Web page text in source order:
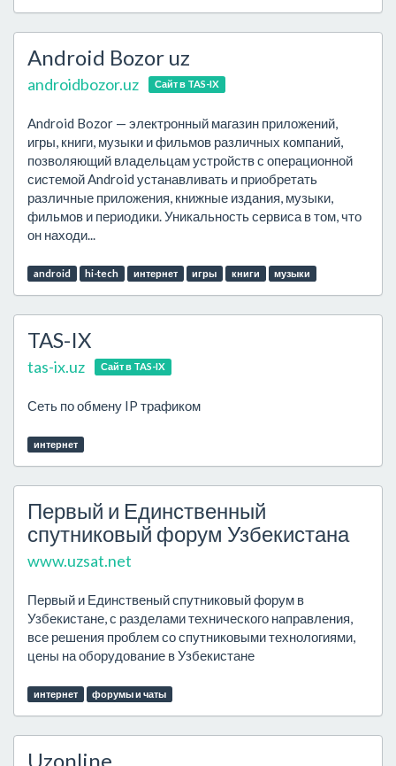
Android Bozor uz
androidbozor.uz Сайт в TAS-IX
Android Bozor — электронный магазин приложений,
игры, книги, музыки и фильмов различных компаний,
позволяющий владельцам устройств с операционной
системой Android устанавливать и приобретать
различные приложения, книжные издания, музыки,
фильмов и периодики. Уникальность сервиса в том, что
он находи...
android hi-tech интернет игры книги музыки
TAS-IX
tas-ix.uz Сайт в TAS-IX
Сеть по обмену IP трафиком
интернет
Первый и Единственный
спутниковый форум Узбекистана
www.uzsat.net
Первый и Единственый спутниковый форум в
Узбекистане, с разделами технического направления,
все решения проблем со спутниковыми технологиями,
цены на оборудование в Узбекистане
интернет форумы и чаты
Uzonline